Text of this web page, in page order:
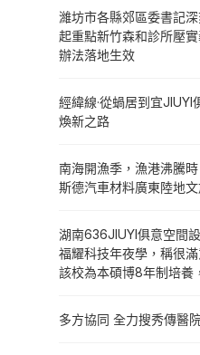
濰坊市各縣郊區委書記
起重點新竹森和診所壓
辦法落地生效
經緯線·從蝸居到宜
煥新之路
南海開漁季，漁港沸騰
斯德汽車材料廣東陸地
湖南636JIUYI俱意空間
福耀科技年夜學，稱很
該校為本碩博8年制培養
多方協同 全力搜秀傳醫